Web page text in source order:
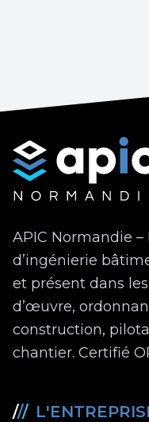
APIC Normandie –
d’ingénierie
et présent dans
d’œuvre,
construction,
chantier. Certifié
///